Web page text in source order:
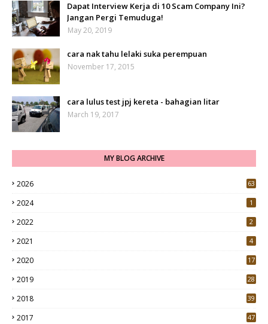
Dapat Interview Kerja di 10 Scam Company Ini?
Jangan Pergi Temuduga!
May 20, 2019
cara nak tahu lelaki suka perempuan
November 17, 2015
cara lulus test jpj kereta - bahagian litar
March 19, 2017
MY BLOG ARCHIVE
2026 63
2024 1
2022 2
2021 4
2020
17
2019
28
2018
39
2017
47